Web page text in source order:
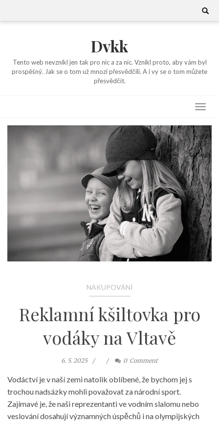
Search
Dvkk
Tento web nevznikl jen tak pro nic a za nic. Vznikl proto, aby vám byl
prospěšný. Jak se o tom už mnozí přesvědčili. A i vy se o tom můžete
přesvědčit.
NAKUPOVÁNÍ
Reklamní kšiltovka pro
vodáky na Vltavě
6. 5. 2025 0 Comment
Vodáctví je v naší zemi natolik oblíbené, že bychom jej s
trochou nadsázky mohli považovat za národní sport.
Zajímavé je, že naši reprezentanti ve vodním slalomu nebo
veslování dosahují významných úspěchů i na olympijských